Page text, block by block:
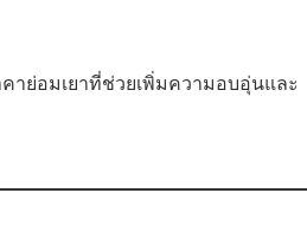
าย่อมเยาที่ช่วยเพิ่มความอบอุ่นและ